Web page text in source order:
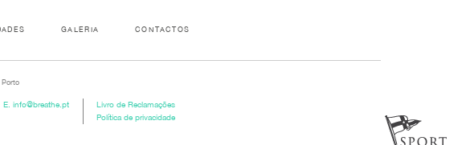
GALERIA CONTACTOS
E.info@breathe.pt
Livro de Reclamações
Política de privacidade